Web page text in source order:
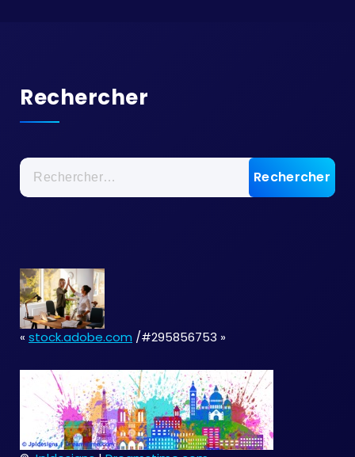
Rechercher
Rechercher :
« stock.adobe.com /#295856753 »